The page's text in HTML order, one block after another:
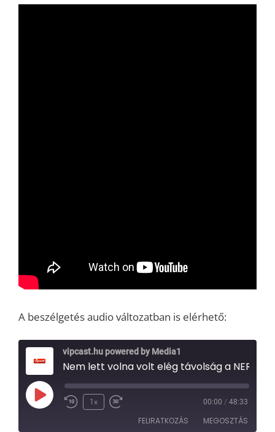
A beszélgetés audio változatban is elérhető:
vipcast.hu powered by Media1
Play
1x 00:00 / 48:33
FELIRATKOZÁS MEGOSZTÁS